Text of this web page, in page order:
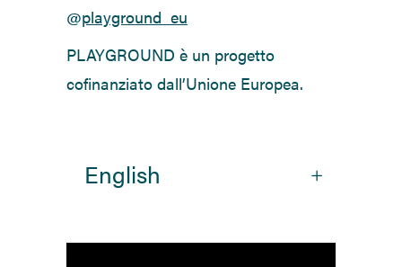
@playground_eu
PLAYGROUND è un progetto
cofinanziato dall’Unione Europea.
English